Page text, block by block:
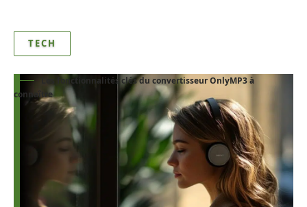
TECH
Les fonctionnalités clés du convertisseur OnlyMP3 à
connaître